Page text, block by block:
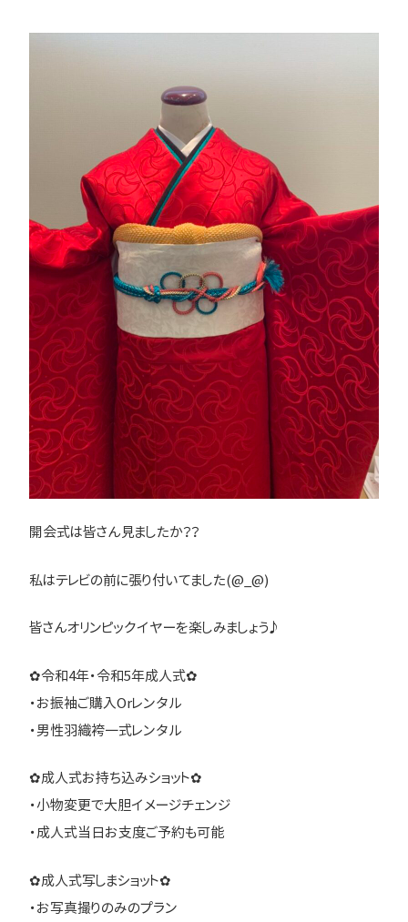
開会式は皆さん見ましたか？？
私はテレビの前に張り付いてました(@_@)
皆さんオリンピックイヤーを楽しみましょう♪
✿令和4年・令和5年成人式✿
・お振袖ご購入Orレンタル
・男性羽織袴一式レンタル
✿成人式お持ち込みショット✿
・小物変更で大胆イメージチェンジ
・成人式当日お支度ご予約も可能
✿成人式写しまショット✿
・お写真撮りのみのプラン